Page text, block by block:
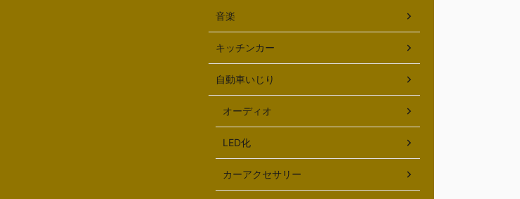
音楽
キッチンカー
自動車いじり
オーディオ
LED化
カーアクセサリー